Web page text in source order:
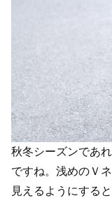
秋冬シーズンであ
ですね。浅めのＶ
見えるようにする